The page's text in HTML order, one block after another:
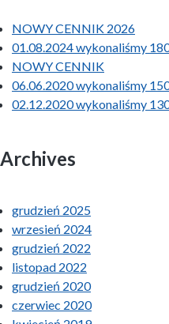
NOWY CENNIK 2026
01.08.2024 wykonaliśmy
NOWY CENNIK
06.06.2020 wykonaliśmy
02.12.2020 wykonaliśmy
Archives
grudzień 2025
wrzesień 2024
grudzień 2022
listopad 2022
grudzień 2020
czerwiec 2020